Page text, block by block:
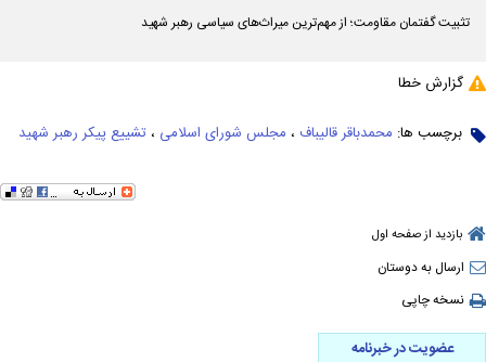
تثبیت گفتمان مقاومت؛ از مهم‌ترین میراث‌های سیاسی رهبر شهید
گزارش خطا
برچسب ها: محمدباقر قالیباف ، مجلس شورای اسلامی ، تشییع پیکر رهبر شهید
بازدید از صفحه اول
ارسال به دوستان
نسخه چاپی
عضویت در خبرنامه